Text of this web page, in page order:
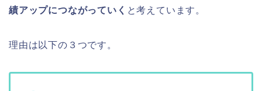
績アップにつながっていく と考えています。
理由は以下の３つです。